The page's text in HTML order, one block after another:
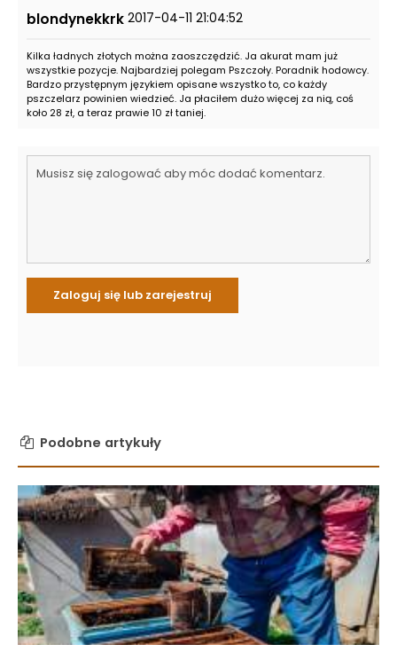
blondynekkrk 2017-04-11 21:04:52
Kilka ładnych złotych można zaoszczędzić. Ja akurat mam już
wszystkie pozycje. Najbardziej polegam Pszczoły. Poradnik hodowcy.
Bardzo przystępnym językiem opisane wszystko to, co każdy
pszczelarz powinien wiedzieć. Ja płaciłem dużo więcej za nią, coś
koło 28 zł, a teraz prawie 10 zł taniej.
Podobne artykuły